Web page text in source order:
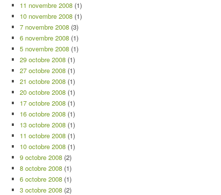
11 novembre 2008 (1)
10 novembre 2008 (1)
7 novembre 2008 (3)
6 novembre 2008 (1)
5 novembre 2008 (1)
29 octobre 2008 (1)
27 octobre 2008 (1)
21 octobre 2008 (1)
20 octobre 2008 (1)
17 octobre 2008 (1)
16 octobre 2008 (1)
13 octobre 2008 (1)
11 octobre 2008 (1)
10 octobre 2008 (1)
9 octobre 2008 (2)
8 octobre 2008 (1)
6 octobre 2008 (1)
3 octobre 2008 (2)